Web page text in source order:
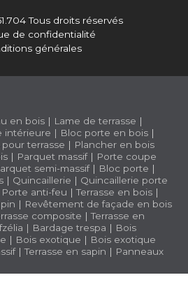
Tous droits réservés
de confidentialité
générales
en bois | Lame de terrasse |
intérieure | Bloc porte en bois |
pour terrasse | Plancher en bois
| Parquet massif| Porte coupe
semi-massif| Bloc porte |
| Quincaillerie | Quincaillerie porte
Porte anti-feu |Terrasse en bois |
| Revêtement de façade en bois
composite |Terrasse en
| Bardage trespa | Bois
| Bois exotique | Bois exotique
|Terrasse en sapin | Panneaux